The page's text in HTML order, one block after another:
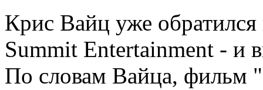
Крис Вайц уже
Summit Entertainment - и
По словам Вайца, фильм